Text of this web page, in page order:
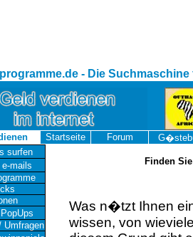
- Die
Startseite Forum
surfen
mails
Umfragen
Finden
Was n�tzt Ihnen
wissen, von